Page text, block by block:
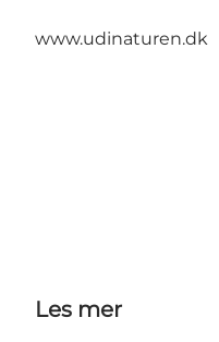
www.udinaturen.dk
Les mer